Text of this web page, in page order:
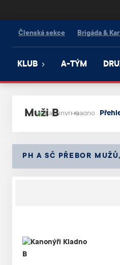
Členská sekce Brigáda &
KLUB A-TÝM
Muži B
PH A SČ PŘEBOR